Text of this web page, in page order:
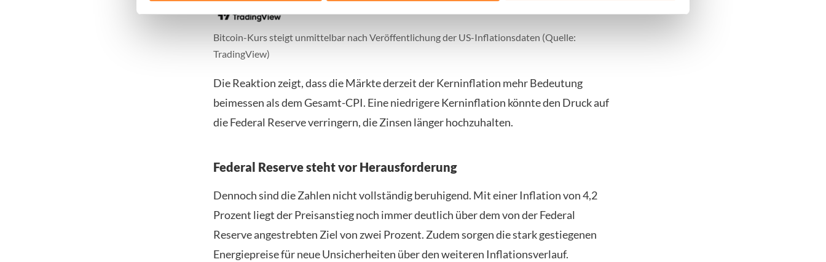
Bitcoin-Kurs steigt unmittelbar nach Veröffentlichung der US-Inflationsdaten (Quelle:
TradingView)
Die Reaktion zeigt, dass die Märkte derzeit der Kerninflation mehr Bedeutung
beimessen als dem Gesamt-CPI. Eine niedrigere Kerninflation könnte den Druck auf
die Federal Reserve verringern, die Zinsen länger hochzuhalten.
Federal Reserve steht vor Herausforderung
Dennoch sind die Zahlen nicht vollständig beruhigend. Mit einer Inflation von 4,2
Prozent liegt der Preisanstieg noch immer deutlich über dem von der Federal
Reserve angestrebten Ziel von zwei Prozent. Zudem sorgen die stark gestiegenen
Energiepreise für neue Unsicherheiten über den weiteren Inflationsverlauf.